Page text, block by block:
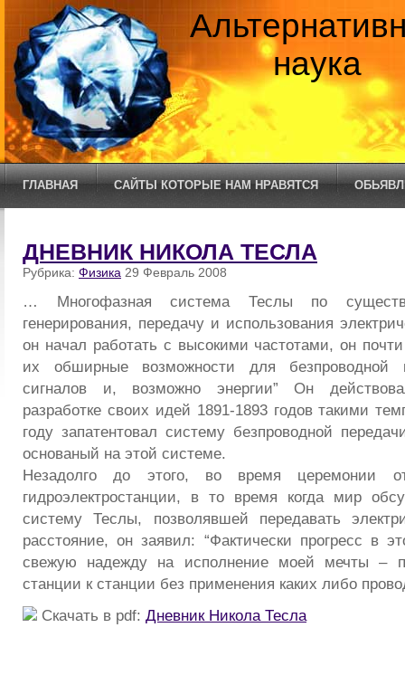
наука
ГЛАВНАЯ САЙТЫ КОТОРЫЕ НАМ НРАВЯТСЯ
ДНЕВНИК НИКОЛА ТЕСЛА
Рубрика: Физика 29 Февраль 2008
… Многофазная система Теслы по
генерирования, передачу и использования
он начал работать с высокими частотами, он
их обширные возможности для безпроводной
сигналов и, возможно энергии” Он
разработке своих идей 1891-1893 годов такими
году запатентовал систему безпроводной
основаный на этой системе.
Незадолго до этого, во время церемонии
гидроэлектростанции, в то время когда мир
систему Теслы, позволявшей передавать
расстояние, он заявил: “Фактически прогресс в
свежую надежду на исполнение моей мечты –
станции к станции без применения каких либо
Скачать в pdf: Дневник Никола Тесла